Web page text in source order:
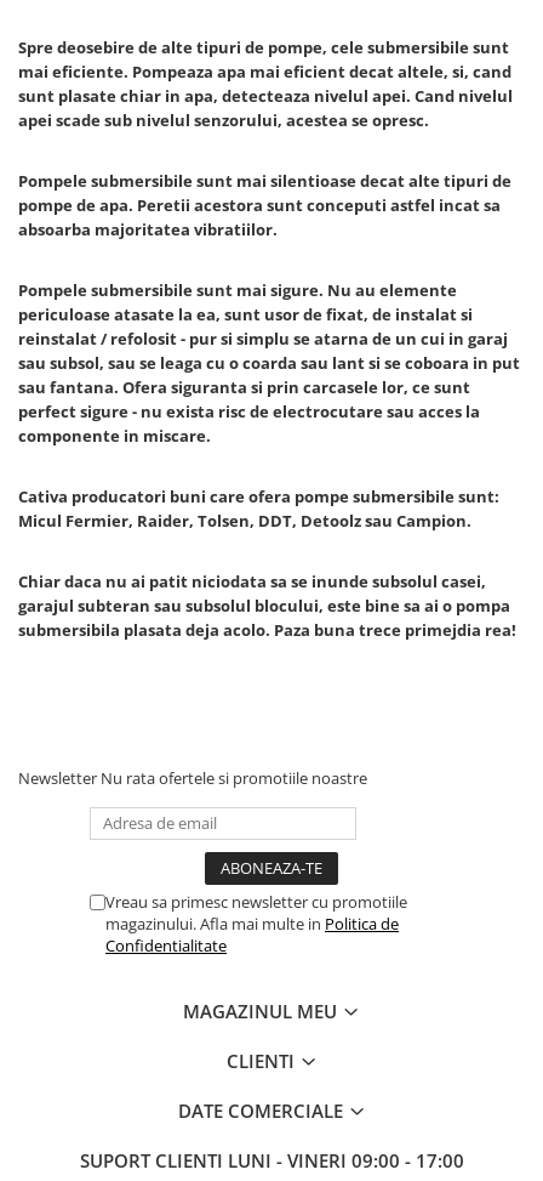
Statii de calcat
Furtune & Sisteme Irigatii
Hote bucatarie
Hota tavan
Hote cupolare
Hote decorative
Hote incorporabile
Hote insula
Hote telescopice
Hote traditionale
Masini de Spalat Rufe & Uscatoare
Accesorii masini de spalat &
Masini automate de spalat rufe
Masini de spalat rufe cu uscator
Uscatoare de rufe
Masini de spalat vase
Pachete Incorporabile
Pirostrii & Arzatoare
Pompe de stropit
Radiatoare
Suflante Frunze
Spre deosebire de alte tipuri de pompe, cele submersibile sunt
mai eficiente. Pompeaza apa mai eficient decat altele, si, cand
sunt plasate chiar in apa, detecteaza nivelul apei. Cand nivelul
apei scade sub nivelul senzorului, acestea se opresc.
Pompele submersibile sunt mai silentioase decat alte tipuri de
pompe de apa. Peretii acestora sunt conceputi astfel incat sa
absoarba majoritatea vibratiilor.
Pompele submersibile sunt mai sigure. Nu au elemente
periculoase atasate la ea, sunt usor de fixat, de instalat si
reinstalat / refolosit - pur si simplu se atarna de un cui in garaj
sau subsol, sau se leaga cu o coarda sau lant si se coboara in put
sau fantana. Ofera siguranta si prin carcasele lor, ce sunt
perfect sigure - nu exista risc de electrocutare sau acces la
componente in miscare.
Cativa producatori buni care ofera pompe submersibile sunt:
Micul Fermier, Raider, Tolsen, DDT, Detoolz sau Campion.
Chiar daca nu ai patit niciodata sa se inunde subsolul casei,
garajul subteran sau subsolul blocului, este bine sa ai o pompa
submersibila plasata deja acolo. Paza buna trece primejdia rea!
Newsletter Nu rata ofertele si promotiile noastre
Vreau sa primesc newsletter cu promotiile
magazinului. Afla mai multe in Politica de
Confidentialitate
MAGAZINUL MEU
CLIENTI
DATE COMERCIALE
SUPORT CLIENTI LUNI - VINERI 09:00 - 17:00